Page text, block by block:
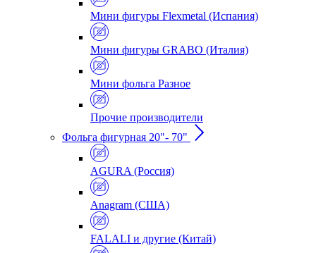
Мини фигуры Flexmetal (Испания)
Мини фигуры GRABO (Италия)
Мини фольга Разное
Прочие производители
Фольга фигурная 20"- 70"
AGURA (Россия)
Anagram (США)
FALALI и другие (Китай)